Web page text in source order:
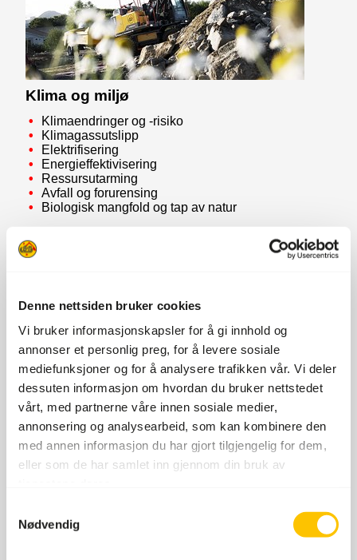
Denne nettsiden bruker cookies
Vi bruker informasjonskapsler for å gi innhold og
annonser et personlig preg, for å levere sosiale
mediefunksjoner og for å analysere trafikken vår. Vi deler
dessuten informasjon om hvordan du bruker nettstedet
vårt, med partnerne våre innen sosiale medier,
annonsering og analysearbeid, som kan kombinere den
med annen informasjon du har gjort tilgjengelig for dem,
eller som de har samlet inn gjennom din bruk av
Nødvendig
Klima og miljø
Klimaendringer og -risiko
Klimagassutslipp
Elektrifisering
Energieffektivisering
Ressursutarming
Avfall og forurensing
Biologisk mangfold og tap av natur
Sosiale forhold
Lokalsamfunn
Rettferdig omstilling
Mangfold, inkludering og likestilling